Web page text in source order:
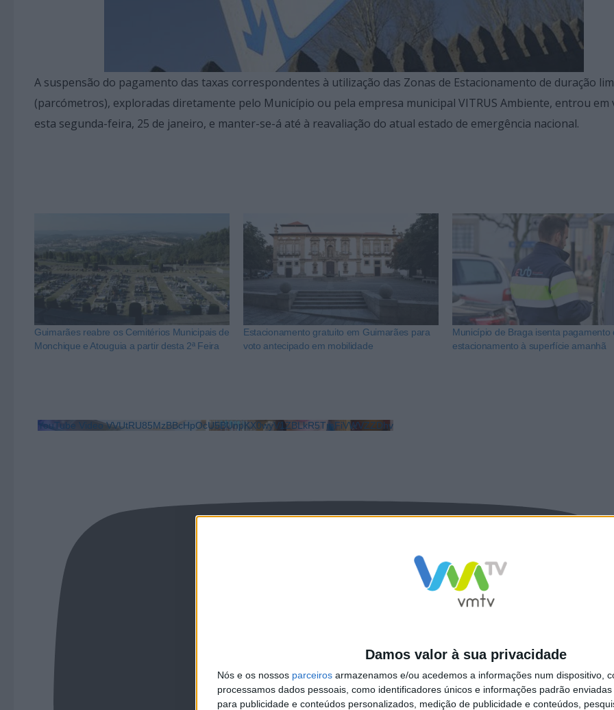
Damos valor à sua privacidade
Nós e os nossos parceiros armazenamos e/ou acedemos a informações num dispositivo,
processamos dados pessoais, como identificadores únicos e informações padrão
para publicidade e conteúdos personalizados, medição de publicidade e conteúdos,
A suspensão do pagamento das taxas correspondentes à utilização das Zonas de Estacionamento de duração
(parcómetros), exploradas diretamente pelo Município ou pela empresa municipal VITRUS Ambiente, entrou em
esta segunda-feira, 25 de janeiro, e manter-se-á até à reavaliação do atual estado de emergência nacional.
Guimarães reabre os Cemitérios Municipais de
Monchique e Atouguia a partir desta 2ª Feira
Estacionamento gratuito em Guimarães para
voto antecipado em mobilidade
Município de Braga isenta pagamento
estacionamento à superfície amanhã
YouTube Video VVUtRU85MzBBcHpOcU5BUnpKX0wyV1ZBLkR5TmFiVWVZZDhv